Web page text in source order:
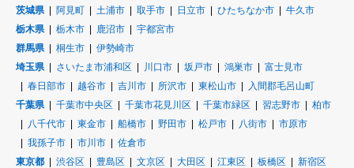
茨城県
阿見町 土浦市 取手市 日立市 ひたちなか市
牛久市
栃木県
栃木市 鹿沼市
宇都宮市
群馬県
桐生市
伊勢崎市
埼玉県
さいたま市浦和区 川口市 坂戸市 鴻巣市
富士見市
春日部市
越谷市 吉川市 所沢市 東松山市
入間郡毛呂山町
千葉県
千葉市中央区 千葉市花見川区 千葉市緑区 習志野市
柏市
八千代市
東金市 船橋市 野田市 松戸市 八街市
市原市
我孫子市
市川市
佐倉市
東京都
渋谷区 豊島区 文京区 大田区 江東区 板橋区
新宿区